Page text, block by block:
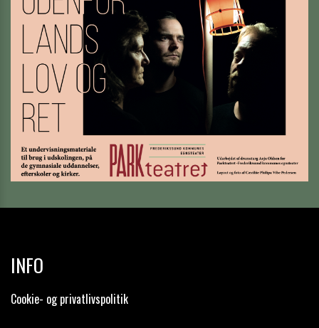
INFO
Cookie- og privatlivspolitik